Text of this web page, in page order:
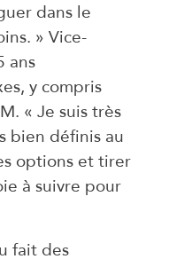
dans le
» Vice-
ans
y compris
« Je suis très
bien définis au
options et tirer
à suivre pour
fait des